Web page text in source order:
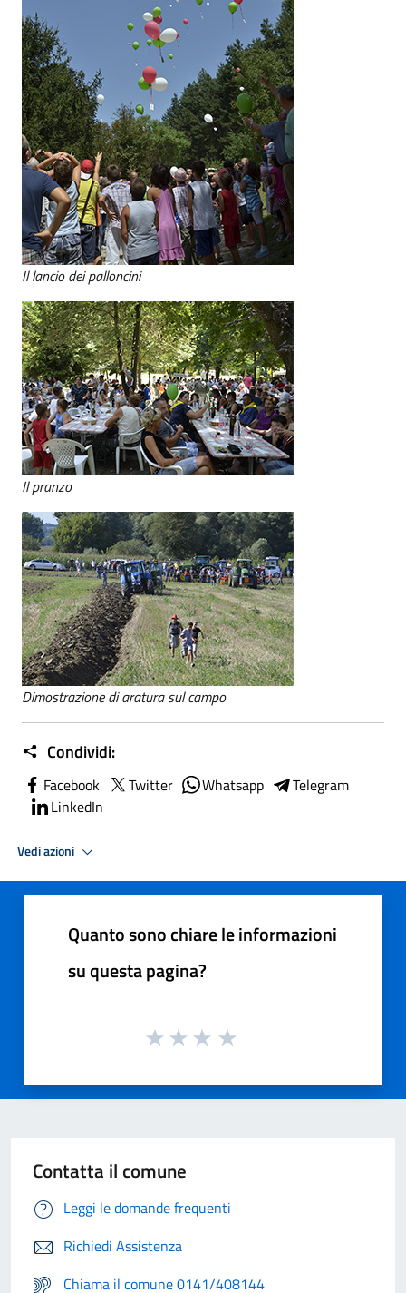
Il lancio dei palloncini
Il pranzo
Dimostrazione di aratura sul campo
Condividi:
Facebook Twitter Whatsapp
Telegram
LinkedIn
Vedi azioni
Quanto sono chiare le informazioni
su questa pagina?
Contatta il comune
Leggi le domande frequenti
Richiedi Assistenza
Chiama il comune 0141/408144